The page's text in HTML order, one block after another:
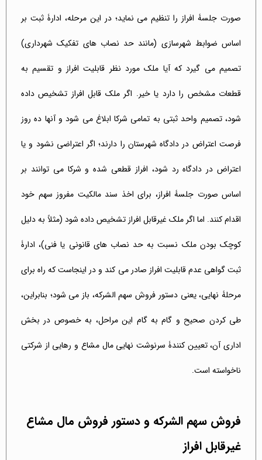
صورت جلسۀ افراز را تنظیم می نماید؛ در این مرحله، ادارۀ ثبت بر
اساس ضوابط شهرسازی (مانند حد نصاب های تفکیک شهرداری)
تصمیم می گیرد که آیا ملک مورد نظر قابلیت افراز و تقسیم به
قطعات مشخص را دارد یا خیر. اگر ملک قابل افراز تشخیص داده
شود، تصمیم واحد ثبتی به تمامی شرکا ابلاغ می شود و آنها ده روز
فرصت اعتراض در دادگاه شهرستان را دارند؛ اگر اعتراضی نشود و یا
اعتراض در دادگاه رد شود، افراز قطعی شده و شرکا می توانند بر
اساس صورت جلسۀ افراز، برای اخذ سند مالکیت مفروز سهم خود
اقدام کنند. اما اگر ملک غیرقابل افراز تشخیص داده شود (مثلاً به دلیل
کوچک بودن ملک نسبت به حد نصاب های قانونی یا فنی)، ادارۀ
ثبت گواهی عدم قابلیت افراز صادر می کند و در اینجاست که راه برای
مرحلۀ نهایی، یعنی دستور فروش سهم الشرکه، باز می شود؛ بنابراین،
طی کردن صحیح و گام به گام این مراحل، به خصوص در بخش
اداری آن، تعیین کنندۀ سرنوشت نهایی مال مشاع و رهایی از شرکتی
ناخواسته است.
فروش سهم الشرکه و دستور فروش مال مشاع
غیرقابل افراز